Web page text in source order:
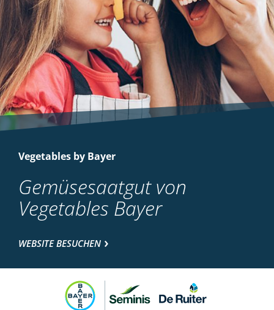
Vegetables by Bayer
Gemüsesaatgut von
Vegetables Bayer
WEBSITE BESUCHEN